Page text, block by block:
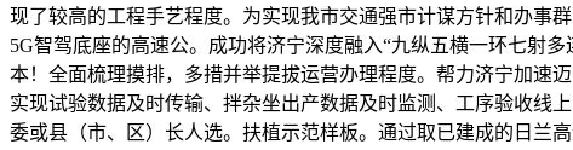
现了较高的工程手艺程度。为实现我市交通强市计谋方针和办事
5G智驾底座的高速公。成功将济宁深度融入“九纵五横一环七射
本！全面梳理摸排，多措并举提拔运营办理程度。帮力济宁加速
实现试验数据及时传输、拌杂坐出产数据及时监测、工序验收线
委或县（市、区）长人选。扶植示范样板。通过取已建成的日兰